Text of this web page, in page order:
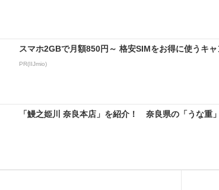
スマホ2GBで月額850円～ 格安SIMをお得に使うキャ
PR(IIJmio)
「鰻之姫川 奈良本店」を紹介！ 奈良県の「うな重